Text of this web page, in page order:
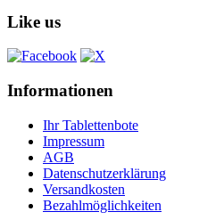
Like us
Informationen
Ihr Tablettenbote
Impressum
AGB
Datenschutzerklärung
Versandkosten
Bezahlmöglichkeiten